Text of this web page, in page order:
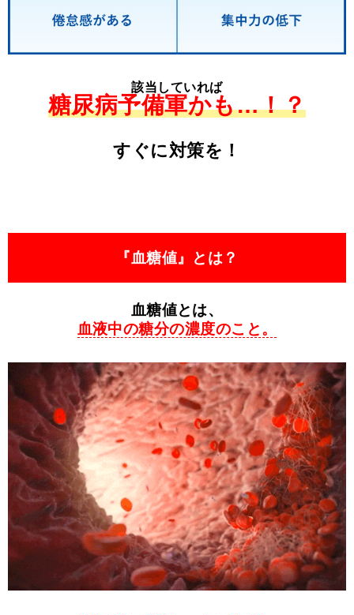
該当していれば
糖尿病予備軍かも…！？
すぐに対策を！
『血糖値』とは？
血糖値とは、
血液中の糖分の濃度のこと。